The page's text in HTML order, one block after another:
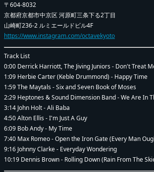
〒604-8032
京都府京都市中京区 河原町三条下る2丁目
山崎町236-2 ルミエールドビル4F
https://www.instagram.com/octavekyoto
Track List
0:00 Derrick Harriott, The Jiving Juniors - Don't Treat
1:09 Herbie Carter (Keble Drummond) - Happy Time
1:59 The Maytals - Six and Seven Book of Moses
2:29 Heptones & Sound Dimension Band - We Are In
3:14 John Holt - Ali Baba
4:50 Alton Ellis - I'm Just A Guy
6:09 Bob Andy - My Time
7:40 Max Romeo - Open the Iron Gate (Every Man
9:16 Johnny Clarke - Everyday Wondering
10:19 Dennis Brown - Rolling Down (Rain From The